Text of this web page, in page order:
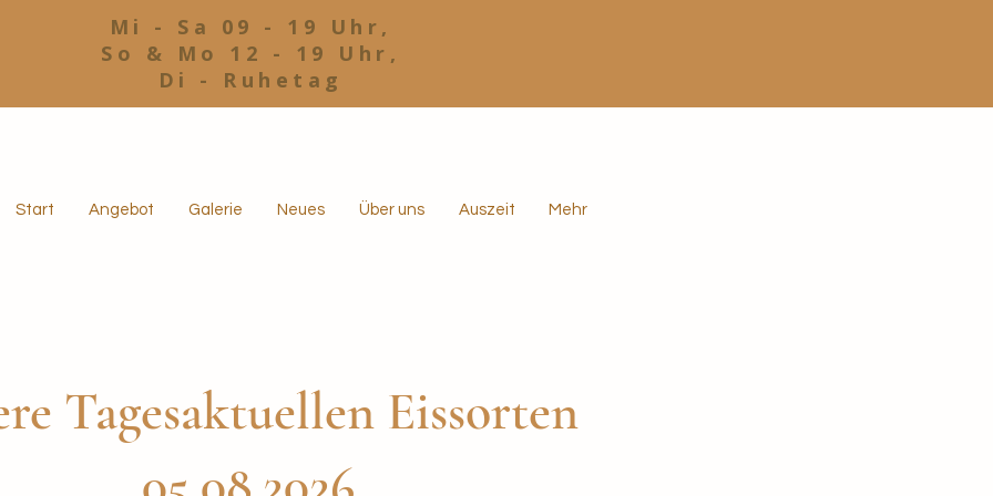
Mi - Sa 09 - 19 Uhr,
So & Mo 12 - 19 Uhr,
Di - Ruhetag
Start Angebot Galerie Neues Über uns Auszeit Mehr
Tagesaktuellen Eissorten